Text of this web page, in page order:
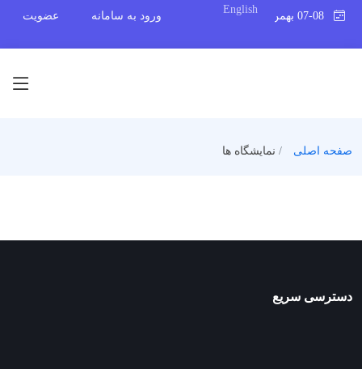
English
ورود به سامانه عضویت
صفحه اصلی نمایشگاه ها
دسترسی سریع